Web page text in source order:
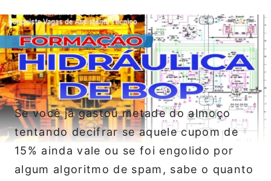
Se você já gastou metade do almoço
tentando decifrar se aquele cupom de
15% ainda vale ou se foi engolido por
algum algoritmo de spam, sabe o quanto